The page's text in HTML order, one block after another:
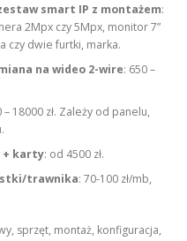
smart IP z montażem:
2Mpx czy 5Mpx, monitor 7”
czy dwie furtki, marka.
na wideo 2-wire: 650 –
– 18000 zł. Zależy od panelu,
+ karty: od 4500 zł.
trawnika: 70-100 zł/mb,
sprzęt, montaż, konfiguracja,